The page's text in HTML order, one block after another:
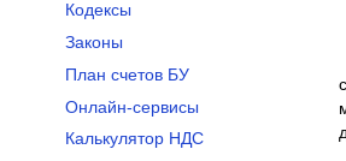
Кодексы
Законы
План счетов БУ
Онлайн-сервисы
Калькулятор НДС